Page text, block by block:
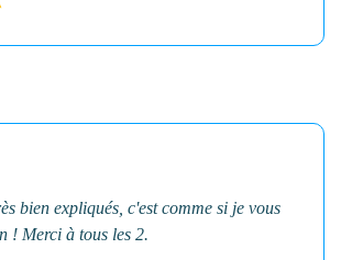
bien expliqués, c'est comme si je vous
! Merci à tous les 2.